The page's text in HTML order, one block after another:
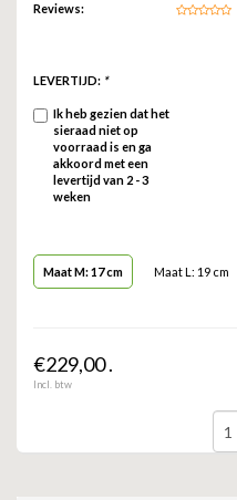
Reviews:
LEVERTIJD: *
Ik heb gezien dat het
sieraad niet op
voorraad is en ga
akkoord met een
levertijd van 2 - 3
weken
Maat M: 17 cm Maat L: 19 cm
€229,00 .
Incl. btw